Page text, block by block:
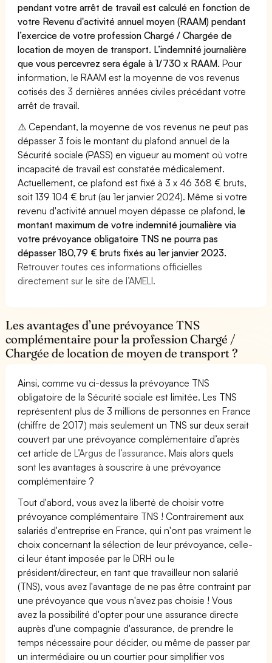
pendant votre arrêt de travail est calculé en fonction de
votre Revenu d'activité annuel moyen (RAAM) pendant
l’exercice de votre profession Chargé / Chargée de
location de moyen de transport. L’indemnité journalière
que vous percevrez sera égale à 1/730 x RAAM. Pour
information, le RAAM est la moyenne de vos revenus
cotisés des 3 dernières années civiles précédant votre
arrêt de travail.
⚠️ Cependant, la moyenne de vos revenus ne peut pas
dépasser 3 fois le montant du plafond annuel de la
Sécurité sociale (PASS) en vigueur au moment où votre
incapacité de travail est constatée médicalement.
Actuellement, ce plafond est fixé à 3 x 46 368 € bruts,
soit 139 104 € brut (au 1er janvier 2024). Même si votre
revenu d'activité annuel moyen dépasse ce plafond,le
montant maximum de votre indemnité journalière via
votre prévoyance obligatoire TNS ne pourra pas
dépasser 180,79 € bruts fixés au 1er janvier 2023.
Retrouver toutes ces informations officielles
directement sur le site de l’AMELI.
Les avantages d’une prévoyance TNS
complémentaire pour la profession Chargé /
Chargée de location de moyen de transport ?
Ainsi, comme vu ci-dessus la prévoyance TNS
obligatoire de la Sécurité sociale est limitée. Les TNS
représentent plus de 3 millions de personnes en France
(chiffre de 2017) mais seulement un TNS sur deux serait
couvert par une prévoyance complémentaire d’après
cet article deL’Argus de l’assurance. Mais alors quels
sont les avantages à souscrire à une prévoyance
complémentaire ?
Tout d'abord, vous avez la liberté de choisir votre
prévoyance complémentaire TNS ! Contrairement aux
salariés d'entreprise en France, qui n'ont pas vraiment le
choix concernant la sélection de leur prévoyance, celle-
ci leur étant imposée par le DRH ou le
président/directeur, en tant que travailleur non salarié
(TNS), vous avez l'avantage de ne pas être contraint par
une prévoyance que vous n'avez pas choisie ! Vous
avez la possibilité d'opter pour une assurance directe
auprès d'une compagnie d'assurance, de prendre le
temps nécessaire pour décider, ou même de passer par
un intermédiaire ou un courtier pour simplifier vos